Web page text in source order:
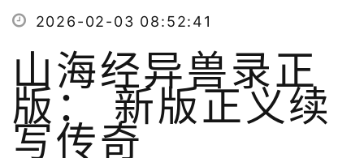
2026-02-03 08:52:41
山海经异兽录正
版： 新版正义续
写传奇